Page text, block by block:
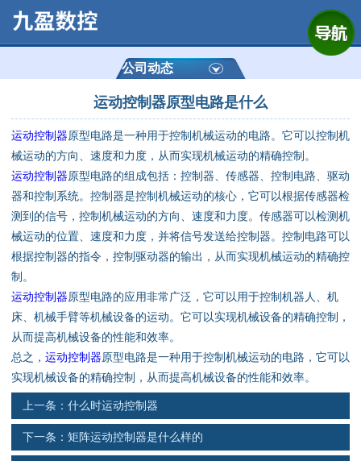
公司简介
产品展示
运动控制器
通用数控系统
定制数控系统
公司动态
资料下载
资质荣誉
公司动态
运动控制器原型电路是什么
运动控制器 原型电路是一种用于控制机械运动的电路。它可以控制机
械运动的方向、速度和力度，从而实现机械运动的精确控制。
运动控制器 原型电路的组成包括：控制器、传感器、控制电路、驱动
器和控制系统。控制器是控制机械运动的核心，它可以根据传感器检
测到的信号，控制机械运动的方向、速度和力度。传感器可以检测机
械运动的位置、速度和力度，并将信号发送给控制器。控制电路可以
根据控制器的指令，控制驱动器的输出，从而实现机械运动的精确控
制。
运动控制器 原型电路的应用非常广泛，它可以用于控制机器人、机
床、机械手臂等机械设备的运动。它可以实现机械设备的精确控制，
从而提高机械设备的性能和效率。
总之， 运动控制器 原型电路是一种用于控制机械运动的电路，它可以
实现机械设备的精确控制，从而提高机械设备的性能和效率。
上一条： 什么时运动控制器
下一条： 矩阵运动控制器是什么样的